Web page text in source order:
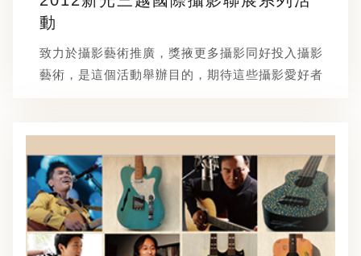
動
致力於攝影藝術推廣，獎掖更多攝影同好投入攝影
藝術，是這個活動舉辦目的，期待這些攝影愛好者
台灣攝影藝術空間多出一個揮灑舞台......